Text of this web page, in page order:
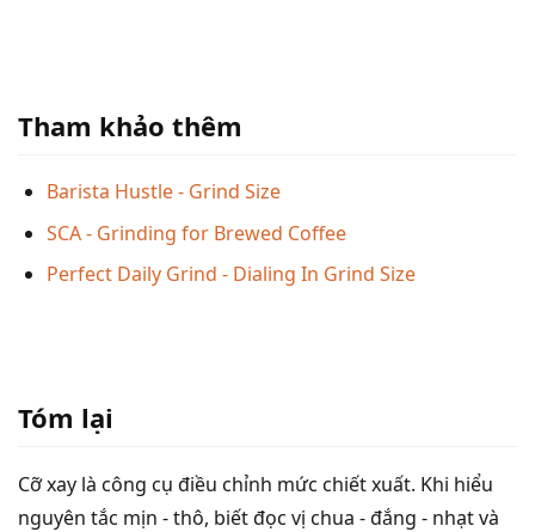
Tham khảo thêm
Barista Hustle - Grind Size
SCA - Grinding for Brewed Coffee
Perfect Daily Grind - Dialing In Grind Size
Tóm lại
Cỡ xay là công cụ điều chỉnh mức chiết xuất. Khi hiểu
nguyên tắc mịn - thô, biết đọc vị chua - đắng - nhạt và